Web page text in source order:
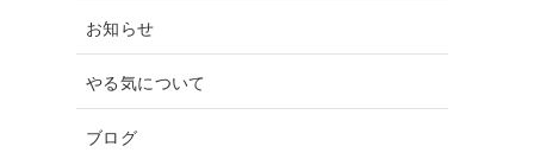
お知らせ
やる気について
ブログ